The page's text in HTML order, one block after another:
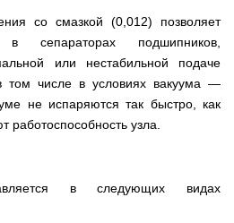
со смазкой (0,012) позволяет
сепараторах подшипников,
или нестабильной подаче
том числе в условиях вакуума —
не испаряются так быстро, как
узла.
в следующих видах